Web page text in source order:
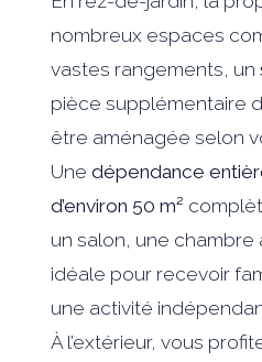
nombreux espaces
vastes rangements, un
pièce supplémentaire
être aménagée selon
Unedépendance
d’environ 50 m²
un salon, une chambre
idéale pour recevoir
une activité
À l’extérieur, vous